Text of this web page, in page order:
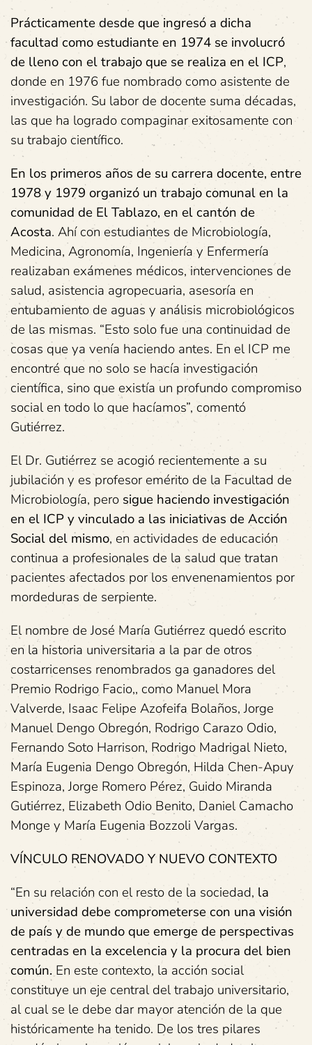
Prácticamente desde que ingresó a dicha
facultad como estudiante en 1974 se involucró
de lleno con el trabajo que se realiza en el ICP,
donde en 1976 fue nombrado como asistente de
investigación. Su labor de docente suma décadas,
las que ha logrado compaginar exitosamente con
su trabajo científico.
En los primeros años de su carrera docente, entre
1978 y 1979 organizó un trabajo comunal en la
comunidad de El Tablazo, en el cantón de
Acosta. Ahí con estudiantes de Microbiología,
Medicina, Agronomía, Ingeniería y Enfermería
realizaban exámenes médicos, intervenciones de
salud, asistencia agropecuaria, asesoría en
entubamiento de aguas y análisis microbiológicos
de las mismas. “Esto solo fue una continuidad de
cosas que ya venía haciendo antes. En el ICP me
encontré que no solo se hacía investigación
científica, sino que existía un profundo compromiso
social en todo lo que hacíamos”, comentó
Gutiérrez.
El Dr. Gutiérrez se acogió recientemente a su
jubilación y es profesor emérito de la Facultad de
Microbiología, pero sigue haciendo investigación
en el ICP y vinculado a las iniciativas de Acción
Social del mismo, en actividades de educación
continua a profesionales de la salud que tratan
pacientes afectados por los envenenamientos por
mordeduras de serpiente.
El nombre de José María Gutiérrez quedó escrito
en la historia universitaria a la par de otros
costarricenses renombrados ga ganadores del
Premio Rodrigo Facio,, como Manuel Mora
Valverde, Isaac Felipe Azofeifa Bolaños, Jorge
Manuel Dengo Obregón, Rodrigo Carazo Odio,
Fernando Soto Harrison, Rodrigo Madrigal Nieto,
María Eugenia Dengo Obregón, Hilda Chen-Apuy
Espinoza, Jorge Romero Pérez, Guido Miranda
Gutiérrez, Elizabeth Odio Benito, Daniel Camacho
Monge y María Eugenia Bozzoli Vargas.
VÍNCULO RENOVADO Y NUEVO CONTEXTO
“En su relación con el resto de la sociedad, la
universidad debe comprometerse con una visión
de país y de mundo que emerge de perspectivas
centradas en la excelencia y la procura del bien
común.En este contexto, la acción social
constituye un eje central del trabajo universitario,
al cual se le debe dar mayor atención de la que
históricamente ha tenido. De los tres pilares